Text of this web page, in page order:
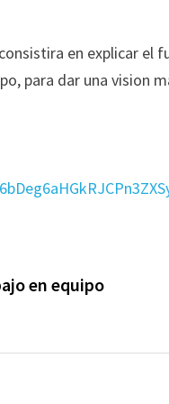
en explicar el
para dar una vision
en equipo